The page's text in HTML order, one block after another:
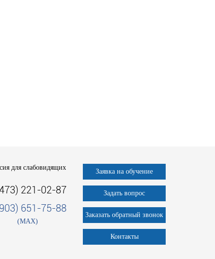
для слабовидящих
221-02-87
651-75-88
(MAX)
Заявка на обучение
Задать вопрос
Заказать обратный звонок
Контакты